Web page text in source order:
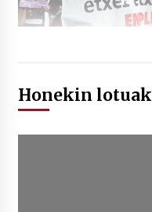
Honekin lotuak